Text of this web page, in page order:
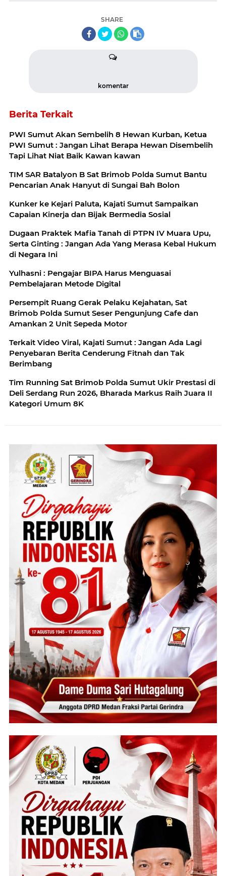
SHARE
komentar
Berita Terkait
PWI Sumut Akan Sembelih 8 Hewan Kurban, Ketua
PWI Sumut : Jangan Lihat Berapa Hewan Disembelih
Tapi Lihat Niat Baik Kawan kawan
TIM SAR Batalyon B Sat Brimob Polda Sumut Bantu
Pencarian Anak Hanyut di Sungai Bah Bolon
Kunker ke Kejari Paluta, Kajati Sumut Sampaikan
Capaian Kinerja dan Bijak Bermedia Sosial
Dugaan Praktek Mafia Tanah di PTPN IV Muara Upu,
Serta Ginting : Jangan Ada Yang Merasa Kebal Hukum
di Negara Ini
Yulhasni : Pengajar BIPA Harus Menguasai
Pembelajaran Metode Digital
Persempit Ruang Gerak Pelaku Kejahatan, Sat
Brimob Polda Sumut Seser Pengunjung Cafe dan
Amankan 2 Unit Sepeda Motor
Terkait Video Viral, Kajati Sumut : Jangan Ada Lagi
Penyebaran Berita Cenderung Fitnah dan Tak
Berimbang
Tim Running Sat Brimob Polda Sumut Ukir Prestasi di
Deli Serdang Run 2026, Bharada Markus Raih Juara II
Kategori Umum 8K